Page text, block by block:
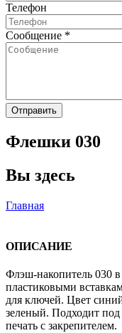
Телефон
Сообщение *
Флешки 030
Вы здесь
Главная
ОПИСАНИЕ
Флэш-накопитель 030 в
пластиковыми
для ключей. Цвет
зеленый. Подходит
печать с закрепителем.